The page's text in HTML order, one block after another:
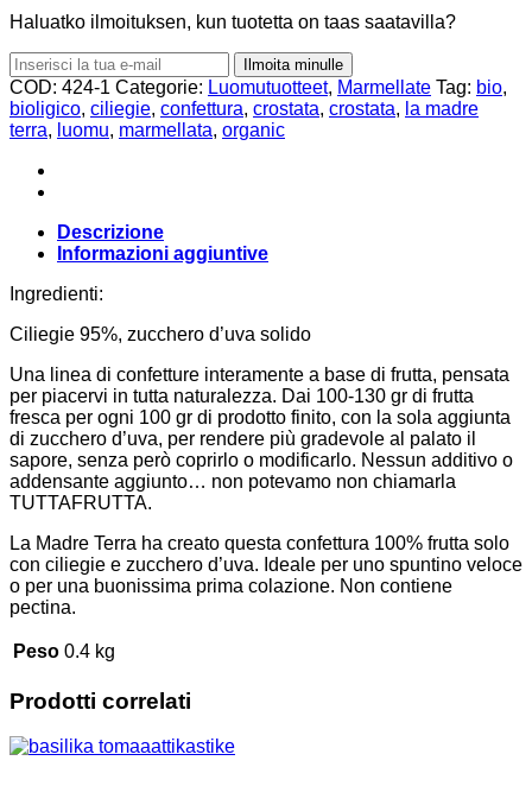
Haluatko ilmoituksen, kun tuotetta on taas saatavilla?
Ilmoita minulle
COD: 424-1 Categorie: Luomutuotteet, Marmellate Tag: bio,
bioligico, ciliegie, confettura, crostata, crostata, la madre
terra, luomu, marmellata, organic
Descrizione
Informazioni aggiuntive
Ingredienti:
Ciliegie 95%, zucchero d’uva solido
Una linea di confetture interamente a base di frutta, pensata
per piacervi in tutta naturalezza. Dai 100-130 gr di frutta
fresca per ogni 100 gr di prodotto finito, con la sola aggiunta
di zucchero d’uva, per rendere più gradevole al palato il
sapore, senza però coprirlo o modificarlo. Nessun additivo o
addensante aggiunto… non potevamo non chiamarla
TUTTAFRUTTA.
La Madre Terra ha creato questa confettura 100% frutta solo
con ciliegie e zucchero d’uva. Ideale per uno spuntino veloce
o per una buonissima prima colazione. Non contiene
pectina.
Peso 0.4 kg
Prodotti correlati